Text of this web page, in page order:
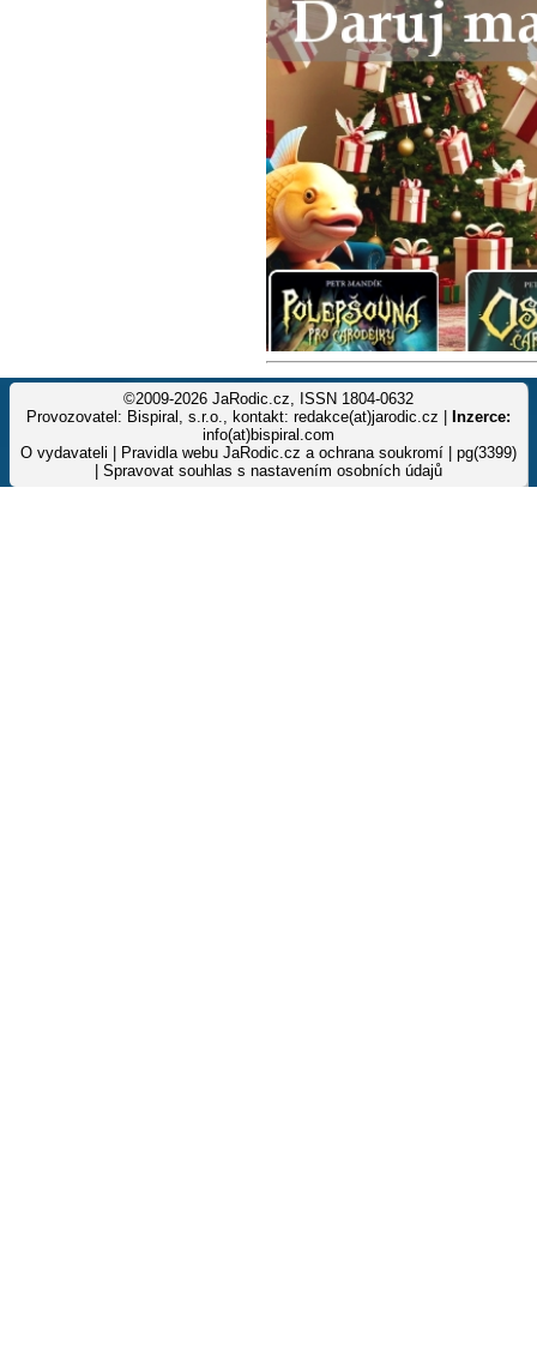
©2009-2026 JaRodic.cz, ISSN 1804-0632
Provozovatel: Bispiral, s.r.o., kontakt: redakce(at)jarodic.cz |
Inzerce:
info(at)bispiral.com
O vydavateli
Pravidla webu JaRodic.cz a ochrana soukromí | pg(3399)
Spravovat souhlas s nastavením osobních údajů